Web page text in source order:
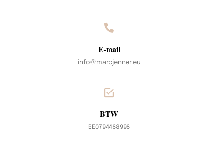
E-mail
info@marcjenner.eu
BTW
BE0794468996